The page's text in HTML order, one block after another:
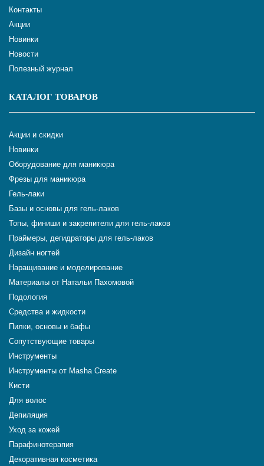
Контакты
Акции
Новинки
Новости
Полезный журнал
КАТАЛОГ ТОВАРОВ
Акции и скидки
Новинки
Оборудование для маникюра
Фрезы для маникюра
Гель-лаки
Базы и основы для гель-лаков
Топы, финиши и закрепители для гель-лаков
Праймеры, дегидраторы для гель-лаков
Дизайн ногтей
Наращивание и моделирование
Материалы от Натальи Пахомовой
Подология
Средства и жидкости
Пилки, основы и бафы
Сопутствующие товары
Инструменты
Инструменты от Masha Create
Кисти
Для волос
Депиляция
Уход за кожей
Парафинотерапия
Декоративная косметика